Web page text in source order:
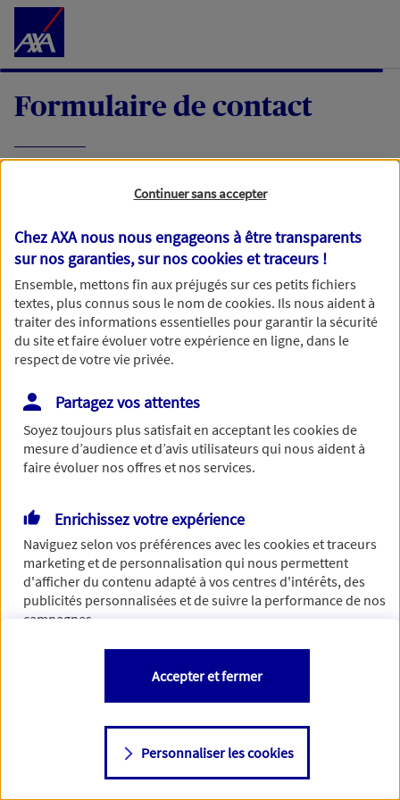
Accéder au Contenu
Formulaire de contact
demande, nous vous répondrons dans les
meilleurs délais par mail ou par téléphone.
Votre message :
Vous disposez de droits sur les informations vous concernant. Pour
plus d’informations,cliquez ici.
Continuer sans accepter
Chez AXA nous nous engageons à être transparents
sur nos garanties, sur noscookies et traceurs !
Ensemble, mettons fin aux préjugés sur ces petits fichiers
textes, plus connus sous le nom decookies. Ils nous aident à
traiter des informations essentielles pour garantir la sécurité
du site et faire évoluer votre expérience en ligne, dans le
respect de votre vie privée.
Partagez vos attentes
Soyez toujours plus satisfait en acceptant lescookiesde
mesure d’audience et d’avis utilisateurs qui nous aident à
faire évoluer nos offres et nos services.
Enrichissez votre expérience
Naviguez selon vos préférences avec lescookies et traceurs
marketing et de personnalisation qui nous permettent
d'afficher du contenu adapté à vos centres d'intérêts, des
publicités personnalisées et de suivre la performance de nos
campagnes.
Vous êtes libre de les accepter, de les refuser comme de
changer d'avis à tout moment en allant sur
Consulter notre politique decookies
Personnaliser les cookies
Accepter et fermer